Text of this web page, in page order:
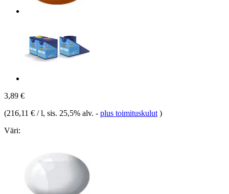
3,89 €
(216,11 € / l, sis. 25,5% alv. - plus toimituskulut )
Väri: